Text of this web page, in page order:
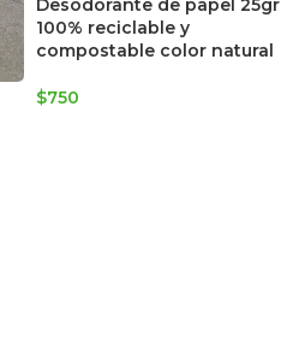
Desodorante de papel 25gr
100% reciclable y
compostable color natural
$750